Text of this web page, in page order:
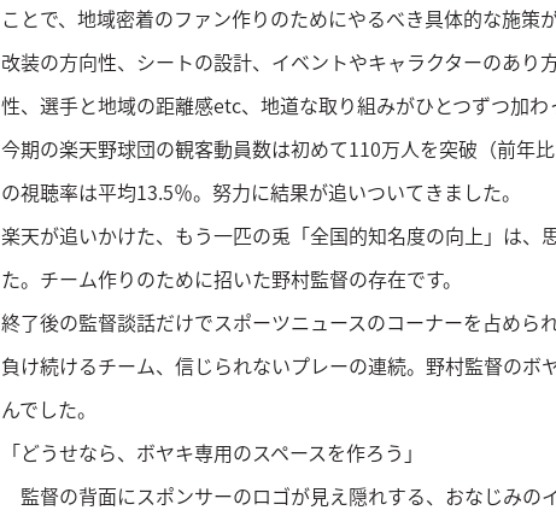
ことで、地域密着のファン作りのためにやるべき具体的な施策が
改装の方向性、シートの設計、イベントやキャラクターのあり
性、選手と地域の距離感etc、地道な取り組みがひとつずつ加わ
今期の楽天野球団の観客動員数は初めて110万人を突破（前年
の視聴率は平均13.5％。努力に結果が追いついてきました。
楽天が追いかけた、もう一匹の兎「全国的知名度の向上」は、
た。チーム作りのために招いた野村監督の存在です。
終了後の監督談話だけでスポーツニュースのコーナーを占めら
負け続けるチーム、信じられないプレーの連続。野村監督のボ
んでした。
「どうせなら、ボヤキ専用のスペースを作ろう」
監督の背面にスポンサーのロゴが見え隠れする、おなじみの